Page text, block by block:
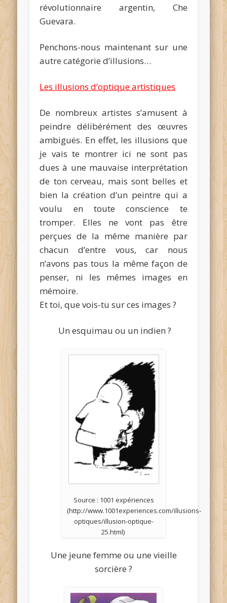
révolutionnaire argentin, Che
Guevara.
Penchons-nous maintenant sur une
autre catégorie d’illusions…
Les illusions d’optique artistiques
De nombreux artistes s’amusent à
peindre délibérément des œuvres
ambiguës. En effet, les illusions que
je vais te montrer ici ne sont pas
dues à une mauvaise interprétation
de ton cerveau, mais sont belles et
bien la création d’un peintre qui a
voulu en toute conscience te
tromper. Elles ne vont pas être
perçues de la même manière par
chacun d’entre vous, car nous
n’avons pas tous la même façon de
penser, ni les mêmes images en
mémoire.
Et toi, que vois-tu sur ces images ?
Un esquimau ou un indien ?
Source : 1001 expériences
(http://www.1001experiences.com/illusions-
optiques/illusion-optique-
25.html)
Une jeune femme ou une vieille
sorcière ?